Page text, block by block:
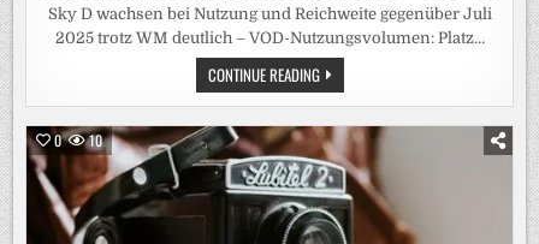
Sky D wachsen bei Nutzung und Reichweite gegenüber Juli
2025 trotz WM deutlich – VOD-Nutzungsvolumen: Platz…
CONTINUE READINGGEMEINSAM
STARK:
RTL+
D
ERREICHT
IM
JULI
11,41
MILLIONEN
MENSCHEN
0 10